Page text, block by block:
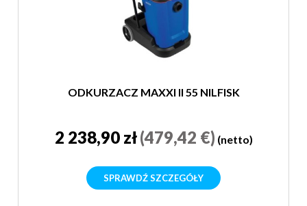
ODKURZACZ MAXXI II 55 NILFISK
2 238,90 zł(479,42 €) (netto)
SPRAWDŹ SZCZEGÓŁY